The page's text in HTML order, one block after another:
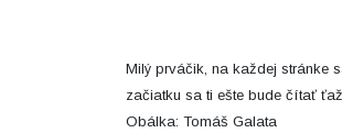
Milý prváčik, na každej stránke
začiatku sa ti ešte bude čítať
Obálka: Tomáš Galata